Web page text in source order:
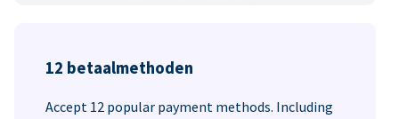
12 betaalmethoden
Accept 12 popular payment methods. Including